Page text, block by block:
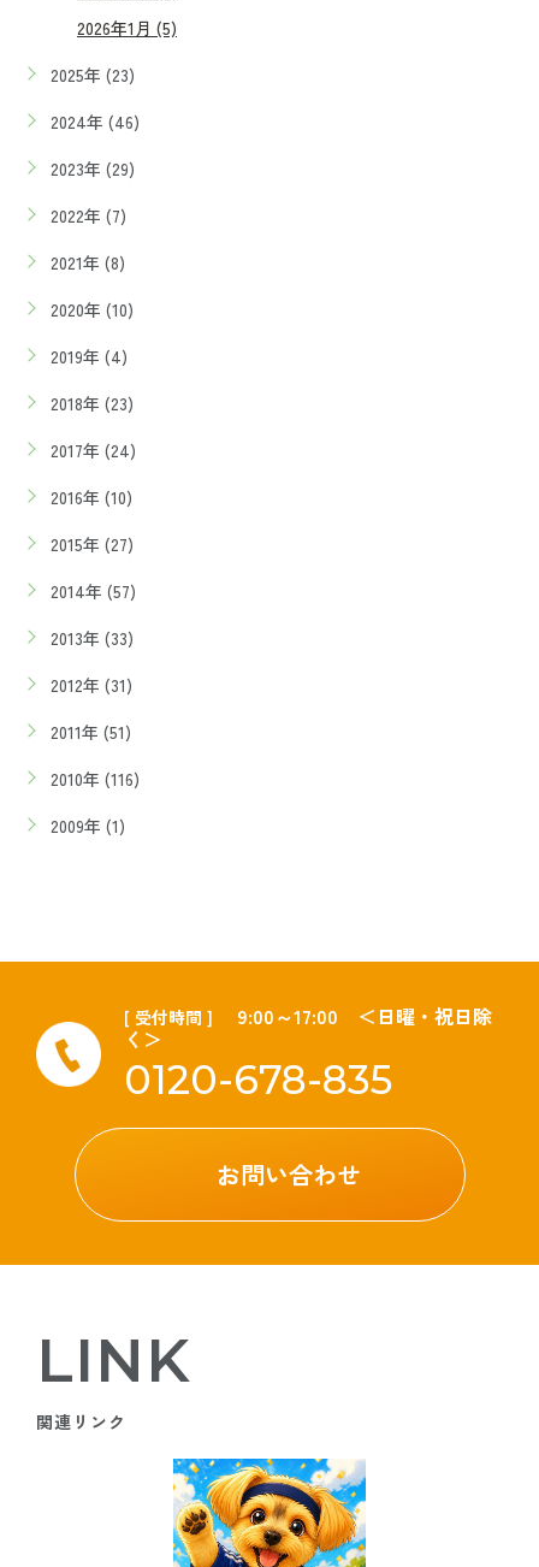
2026年1月 (5)
2025年 (23)
2024年 (46)
2023年 (29)
2022年 (7)
2021年 (8)
2020年 (10)
2019年 (4)
2018年 (23)
2017年 (24)
2016年 (10)
2015年 (27)
2014年 (57)
2013年 (33)
2012年 (31)
2011年 (51)
2010年 (116)
2009年 (1)
[ 受付時間 ] 9:00～17:00 ＜日曜・祝日除
く＞
0120-678-835
お問い合わせ
LINK
関連リンク